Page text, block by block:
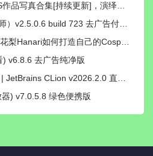
合集[持续更新]，演绎二次元梦想的使者
build 723 去广告付费汉化解锁版
如何打造自己的Cosplay个人品牌？
v6.8.6 去广告纯净版
CLion v2026.2.0 直装激活版
) v7.0.5.8 绿色便携版